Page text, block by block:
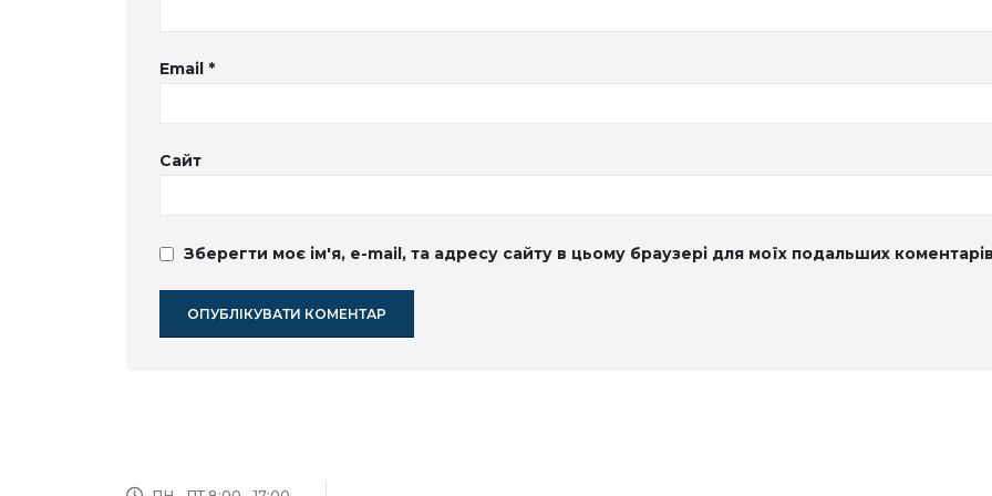
Email *
Сайт
Зберегти моє ім'я, e-mail, та адресу сайту в цьому браузері для моїх подальших